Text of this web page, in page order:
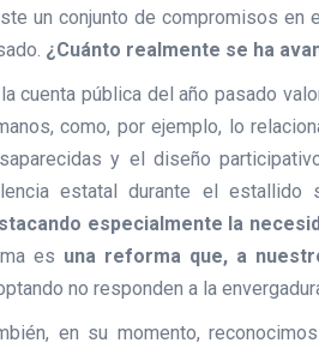
un conjunto de compromisos en
¿Cuánto realmente se ha
la cuenta pública del año pasado
como, por ejemplo, lo
y el diseño
estatal durante el estallido
especialmente la
es una reforma que, a
no responden a la
en su momento,